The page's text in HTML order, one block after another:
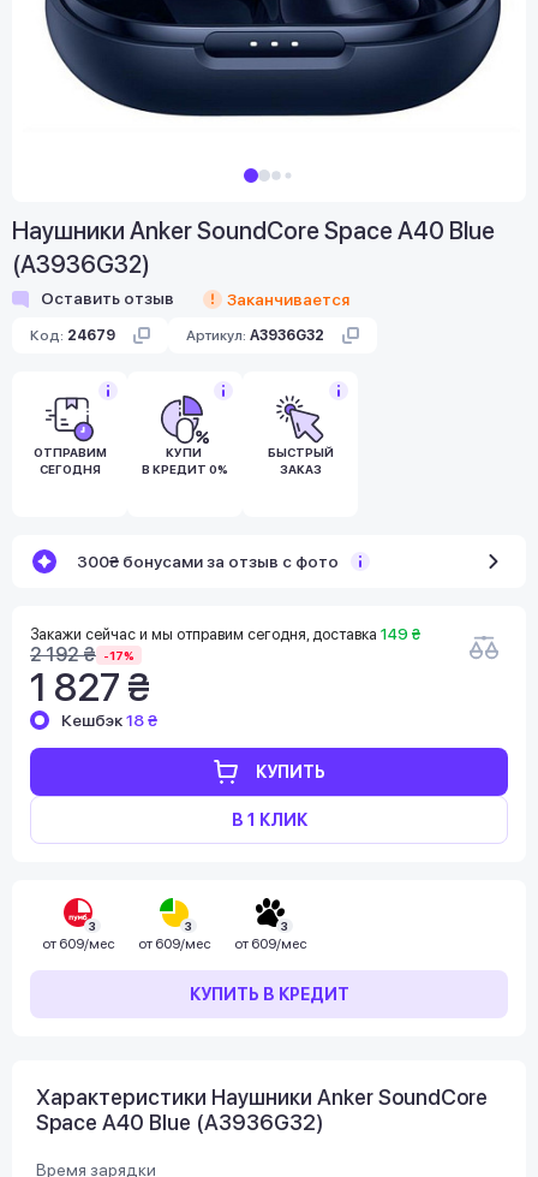
Наушники Anker SoundCore Space A40 Blue
(A3936G32)
Оставить отзыв Заканчивается
Код: 24679 Артикул: A3936G32
ОТПРАВИМ
СЕГОДНЯ
КУПИ
В КРЕДИТ 0%
БЫСТРЫЙ
ЗАКАЗ
300₴ бонусами за отзыв с фото
Закажи сейчас и мы отправим сегодня, доставка 149 ₴
2 192 ₴ -17%
1 827 ₴
КУПИТЬ
В 1 КЛИК
Кешбэк18 ₴
3
от 609/мес
3
от 609/мес
3
от 609/мес
КУПИТЬ В КРЕДИТ
Характеристики Наушники Anker SoundCore
Space A40 Blue (A3936G32)
Время зарядки